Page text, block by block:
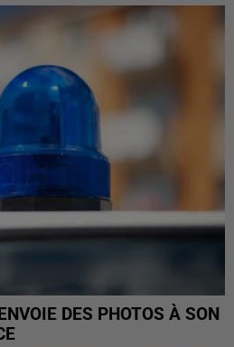
DES PHOTOS À SON